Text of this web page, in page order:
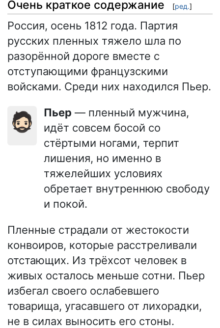
Очень краткое содержание [ред.]
Россия, осень 1812 года. Партия
русских пленных тяжело шла по
разорённой дороге вместе с
отступающими французскими
войсками. Среди них находился Пьер.
🧔🏻 Пьер — пленный мужчина,
идёт совсем босой со
стёртыми ногами, терпит
лишения, но именно в
тяжелейших условиях
обретает внутреннюю свободу
и покой.
Пленные страдали от жестокости
конвоиров, которые расстреливали
отстающих. Из трёхсот человек в
живых осталось меньше сотни. Пьер
избегал своего ослабевшего
товарища, угасавшего от лихорадки,
не в силах выносить его стоны.